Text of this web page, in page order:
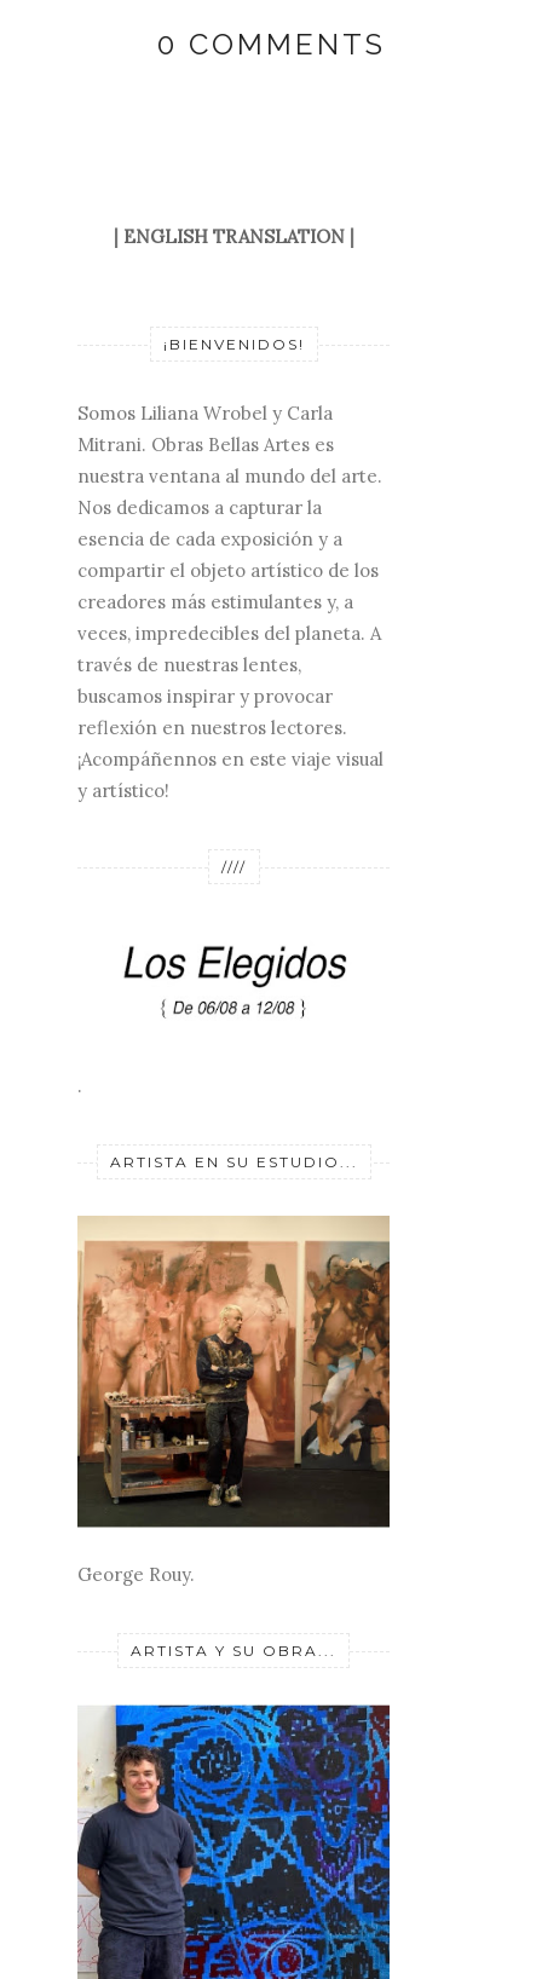
0 COMMENTS
| ENGLISH TRANSLATION|
¡BIENVENIDOS!
Somos Liliana Wrobel y Carla
Mitrani. Obras Bellas Artes es
nuestra ventana al mundo del arte.
Nos dedicamos a capturar la
esencia de cada exposición y a
compartir el objeto artístico de los
creadores más estimulantes y, a
veces, impredecibles del planeta. A
través de nuestras lentes,
buscamos inspirar y provocar
reflexión en nuestros lectores.
¡Acompáñennos en este viaje visual
y artístico!
////
.
ARTISTA EN SU ESTUDIO...
George Rouy.
ARTISTA Y SU OBRA...